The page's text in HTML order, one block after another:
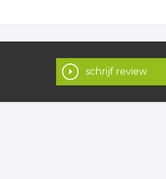
schrijf review